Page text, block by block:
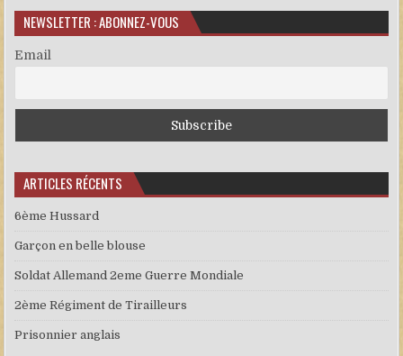
NEWSLETTER : ABONNEZ-VOUS
Email
ARTICLES RÉCENTS
6ème Hussard
Garçon en belle blouse
Soldat Allemand 2eme Guerre Mondiale
2ème Régiment de Tirailleurs
Prisonnier anglais